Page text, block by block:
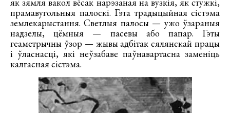
прамавугольныя палоскі. Гэта традыцыйная сістэма
землекарыстання. Светлыя палосы — ужо ўзараныя
надзелы, цёмныя — пасевы або папар. Гэты
геаметрычны ўзор — жывы адбітак сялянскай працы
і ўласнасці, які неўзабаве паўнавартасна заменіць
калгасная сістэма.